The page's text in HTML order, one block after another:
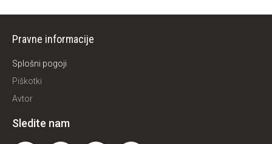
Pravne informacije
Splošni pogoji
Piškotki
Avtor
Sledite nam